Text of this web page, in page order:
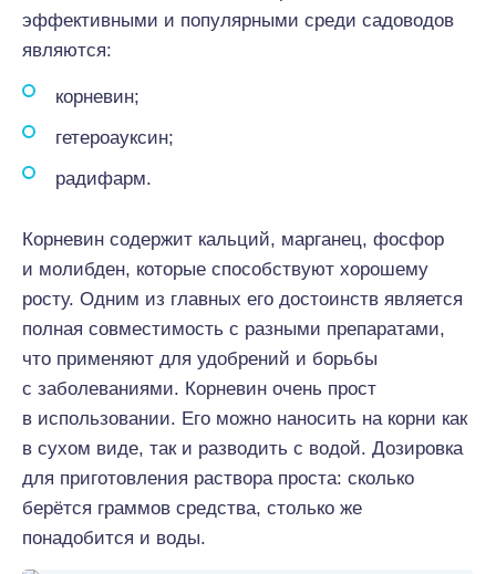
эффективными и популярными среди садоводов
являются:
корневин;
гетероауксин;
радифарм.
Корневин содержит кальций, марганец, фосфор
и молибден, которые способствуют хорошему
росту. Одним из главных его достоинств является
полная совместимость с разными препаратами,
что применяют для удобрений и борьбы
с заболеваниями. Корневин очень прост
в использовании. Его можно наносить на корни как
в сухом виде, так и разводить с водой. Дозировка
для приготовления раствора проста: сколько
берётся граммов средства, столько же
понадобится и воды.